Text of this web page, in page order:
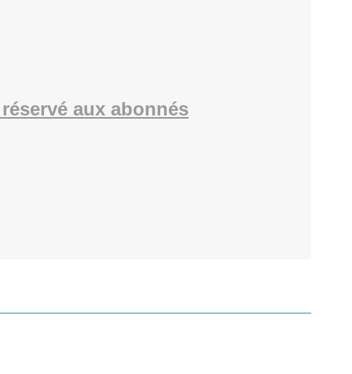
aux abonnés